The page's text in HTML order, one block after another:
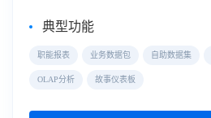
典型功能
职能报表 业务数据包 自助数据集
OLAP分析 故事仪表板